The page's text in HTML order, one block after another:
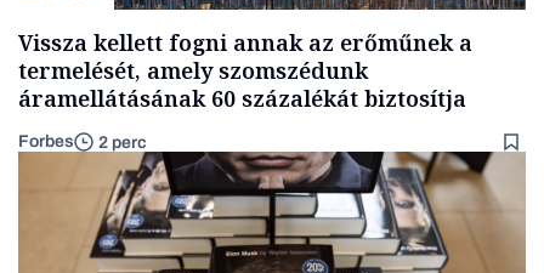
Vissza kellett fogni annak az erőműnek a
termelését, amely szomszédunk
áramellátásának 60 százalékát biztosítja
Forbes 2 perc